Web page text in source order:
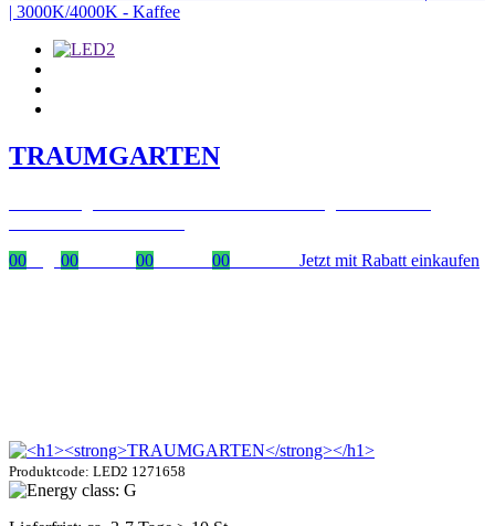
TRAUMGARTEN
00
00 00 00 Jetzt mit Rabatt einkaufen
Produktcode: LED2 1271658